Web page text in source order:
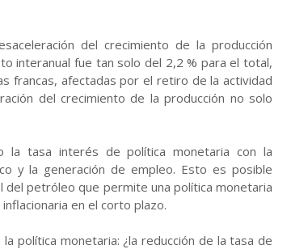
del crecimiento de la producción
interanual fue tan solo del 2,2 % para el total,
francas, afectadas por el retiro de la actividad
del crecimiento de la producción no solo
la tasa interés de política monetaria con la
y la generación de empleo. Esto es posible
del petróleo que permite una política monetaria
en el corto plazo.
política monetaria: ¿la reducción de la tasa de